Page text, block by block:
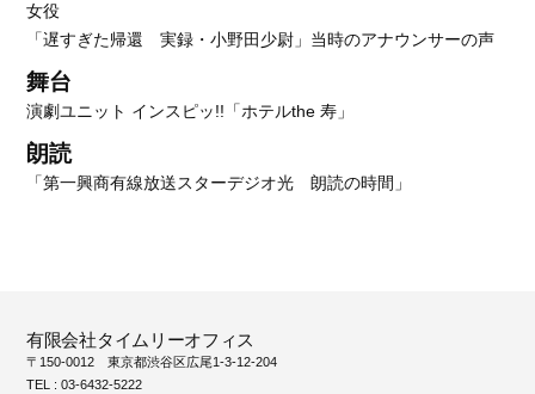
女役
「遅すぎた帰還 実録・小野田少尉」当時のアナウンサーの声
舞台
演劇ユニット インスピッ!!「ホテルthe 寿」
朗読
「第一興商有線放送スターデジオ光 朗読の時間」
有限会社タイムリーオフィス
〒150-0012 東京都渋谷区広尾1-3-12-204
TEL : 03-6432-5222